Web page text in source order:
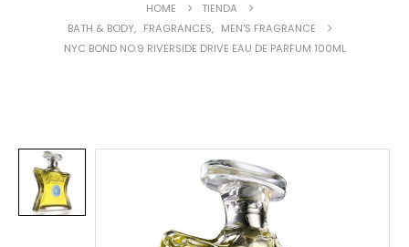
HOME
TIENDA
BATH & BODY, FRAGRANCES, MEN'S FRAGRANCE
NYC BOND NO.9 RIVERSIDE DRIVE EAU DE PARFUM 100ML